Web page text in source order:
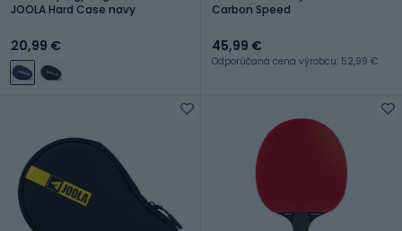
JOOLA Hard Case navy
20,99 €
Carbon Speed
45,99 €
Odporúčaná cena výrobcu: 52,99 €